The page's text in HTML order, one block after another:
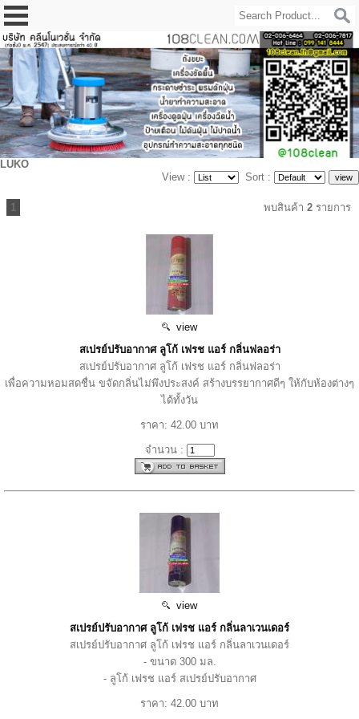
LUKO
View :
Sort :
1 พบสินค้า 2 รายการ
view
สเปรย์ปรับอากาศ ลูโก้ เฟรช แอร์ กลิ่นฟลอร่า
สเปรย์ปรับอากาศ ลูโก้ เฟรช แอร์ กลิ่นฟลอร่า
เพื่อความหอมสดชื่น ขจัดกลิ่นไม่พึงประสงค์ สร้างบรรยากาศดีๆ ให้กับห้องต่างๆ
ได้ทั้งวัน
ราคา: 42.00 บาท
จำนวน :
view
สเปรย์ปรับอากาศ ลูโก้ เฟรช แอร์ กลิ่นลาเวนเดอร์
สเปรย์ปรับอากาศ ลูโก้ เฟรช แอร์ กลิ่นลาเวนเดอร์
- ขนาด 300 มล.
- ลูโก้ เฟรช แอร์ สเปรย์ปรับอากาศ
ราคา: 42.00 บาท